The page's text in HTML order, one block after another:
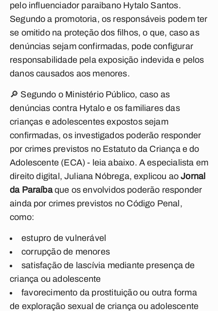
pelo influenciador paraibano Hytalo Santos.
Segundo a promotoria, os responsáveis podem ter
se omitido na proteção dos filhos, o que, caso as
denúncias sejam confirmadas, pode configurar
responsabilidade pela exposição indevida e pelos
danos causados aos menores.
🔎 Segundo o Ministério Público, caso as
denúncias contra Hytalo e os familiares das
crianças e adolescentes expostos sejam
confirmadas, os investigados poderão responder
por crimes previstos no Estatuto da Criança e do
Adolescente (ECA) - leia abaixo. A especialista em
direito digital, Juliana Nóbrega, explicou aoJornal
da Paraíbaque os envolvidos poderão responder
ainda por crimes previstos no Código Penal,
como:
estupro de vulnerável
corrupção de menores
satisfação de lascívia mediante presença de
criança ou adolescente
favorecimento da prostituição ou outra forma
de exploração sexual de criança ou adolescente